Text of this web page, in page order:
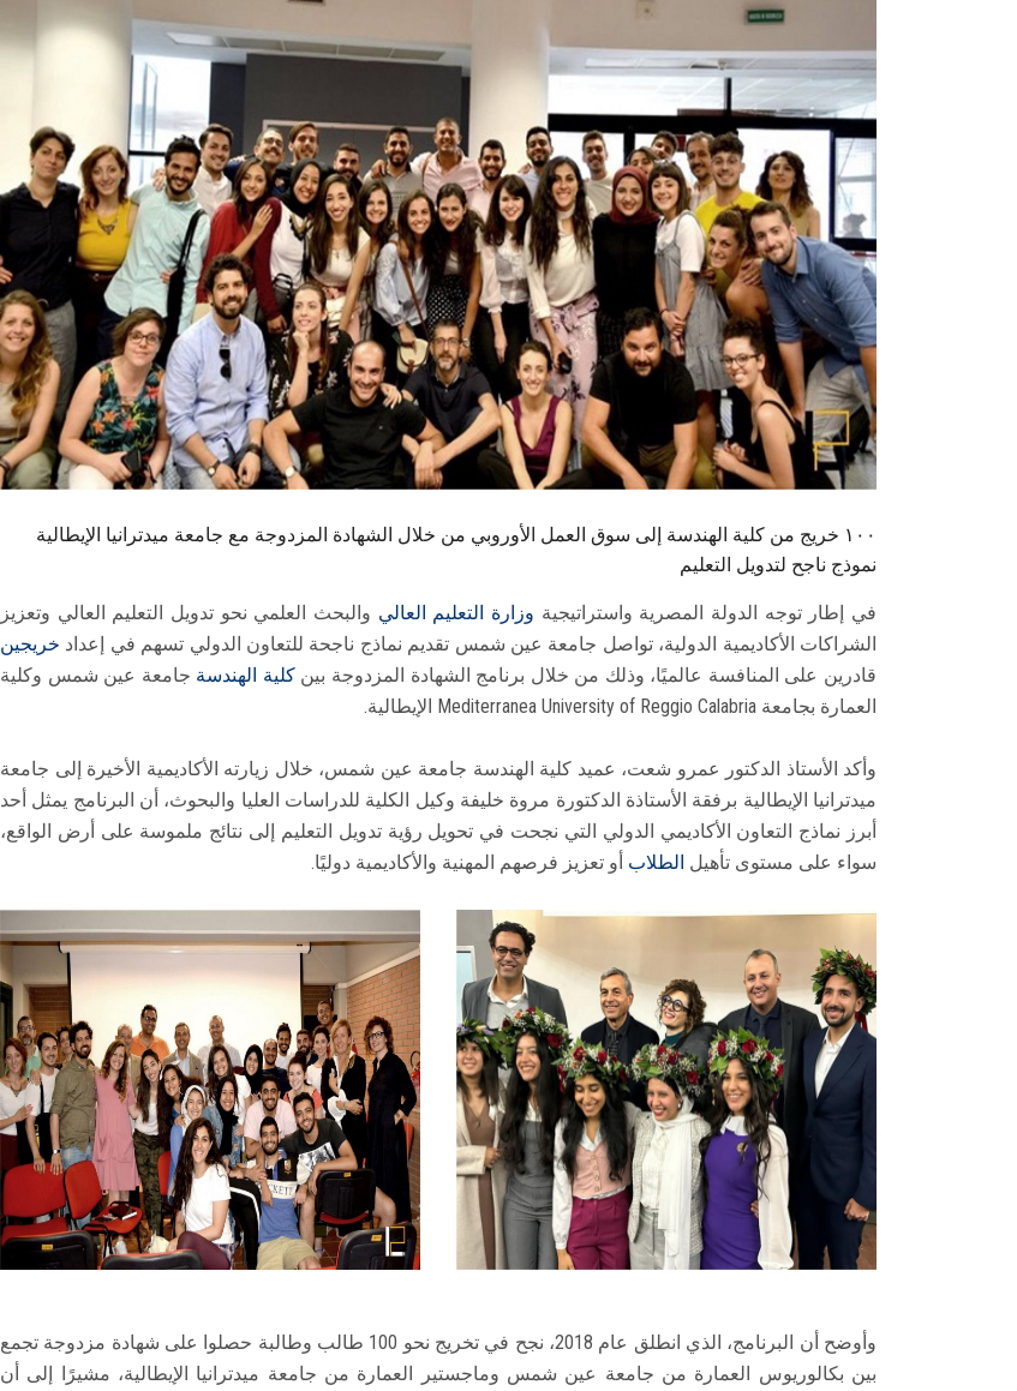
١٠٠ خريج من كلية الهندسة إلى سوق العمل الأوروبي من خلال الشهادة المزدوجة مع جامعة ميدترانيا الإيطالية
نموذج ناجح لتدويل التعليم
في إطار توجه الدولة المصرية واستراتيجية وزارة التعليم العالي والبحث العلمي نحو تدويل التعليم العالي وتعزيز
الشراكات الأكاديمية الدولية، تواصل جامعة عين شمس تقديم نماذج ناجحة للتعاون الدولي تسهم في إعداد خريجين
قادرين على المنافسة عالميًا، وذلك من خلال برنامج الشهادة المزدوجة بين كلية الهندسة جامعة عين شمس وكلية
العمارة بجامعة Mediterranea University of Reggio Calabria الإيطالية.
وأكد الأستاذ الدكتور عمرو شعت، عميد كلية الهندسة جامعة عين شمس، خلال زيارته الأكاديمية الأخيرة إلى جامعة
ميدترانيا الإيطالية برفقة الأستاذة الدكتورة مروة خليفة وكيل الكلية للدراسات العليا والبحوث، أن البرنامج يمثل أحد
أبرز نماذج التعاون الأكاديمي الدولي التي نجحت في تحويل رؤية تدويل التعليم إلى نتائج ملموسة على أرض الواقع،
سواء على مستوى تأهيل الطلاب أو تعزيز فرصهم المهنية والأكاديمية دوليًا.
وأوضح أن البرنامج، الذي انطلق عام 2018، نجح في تخريج نحو 100 طالب وطالبة حصلوا على شهادة مزدوجة تجمع
بين بكالوريوس العمارة من جامعة عين شمس وماجستير العمارة من جامعة ميدترانيا الإيطالية، مشيرًا إلى أن